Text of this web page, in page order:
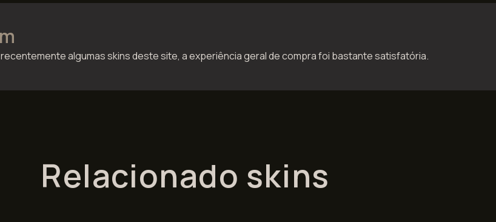
recentemente algumas skins deste site, a experiência geral de compra foi bastante satisfatória.
Relacionado skins